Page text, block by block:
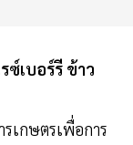
ซ์เบอร์รี ข้าว
เกษตรเพื่อการ